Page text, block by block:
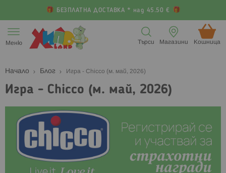
БЕЗПЛАТНА ДОСТАВКА * над 45.50 €
към
съдържанието
Меню Кошница (
Магазини
Търси
Начало Блог Игра - Chicco (м. май, 2026)
Игра - Chicco (м. май, 2026)